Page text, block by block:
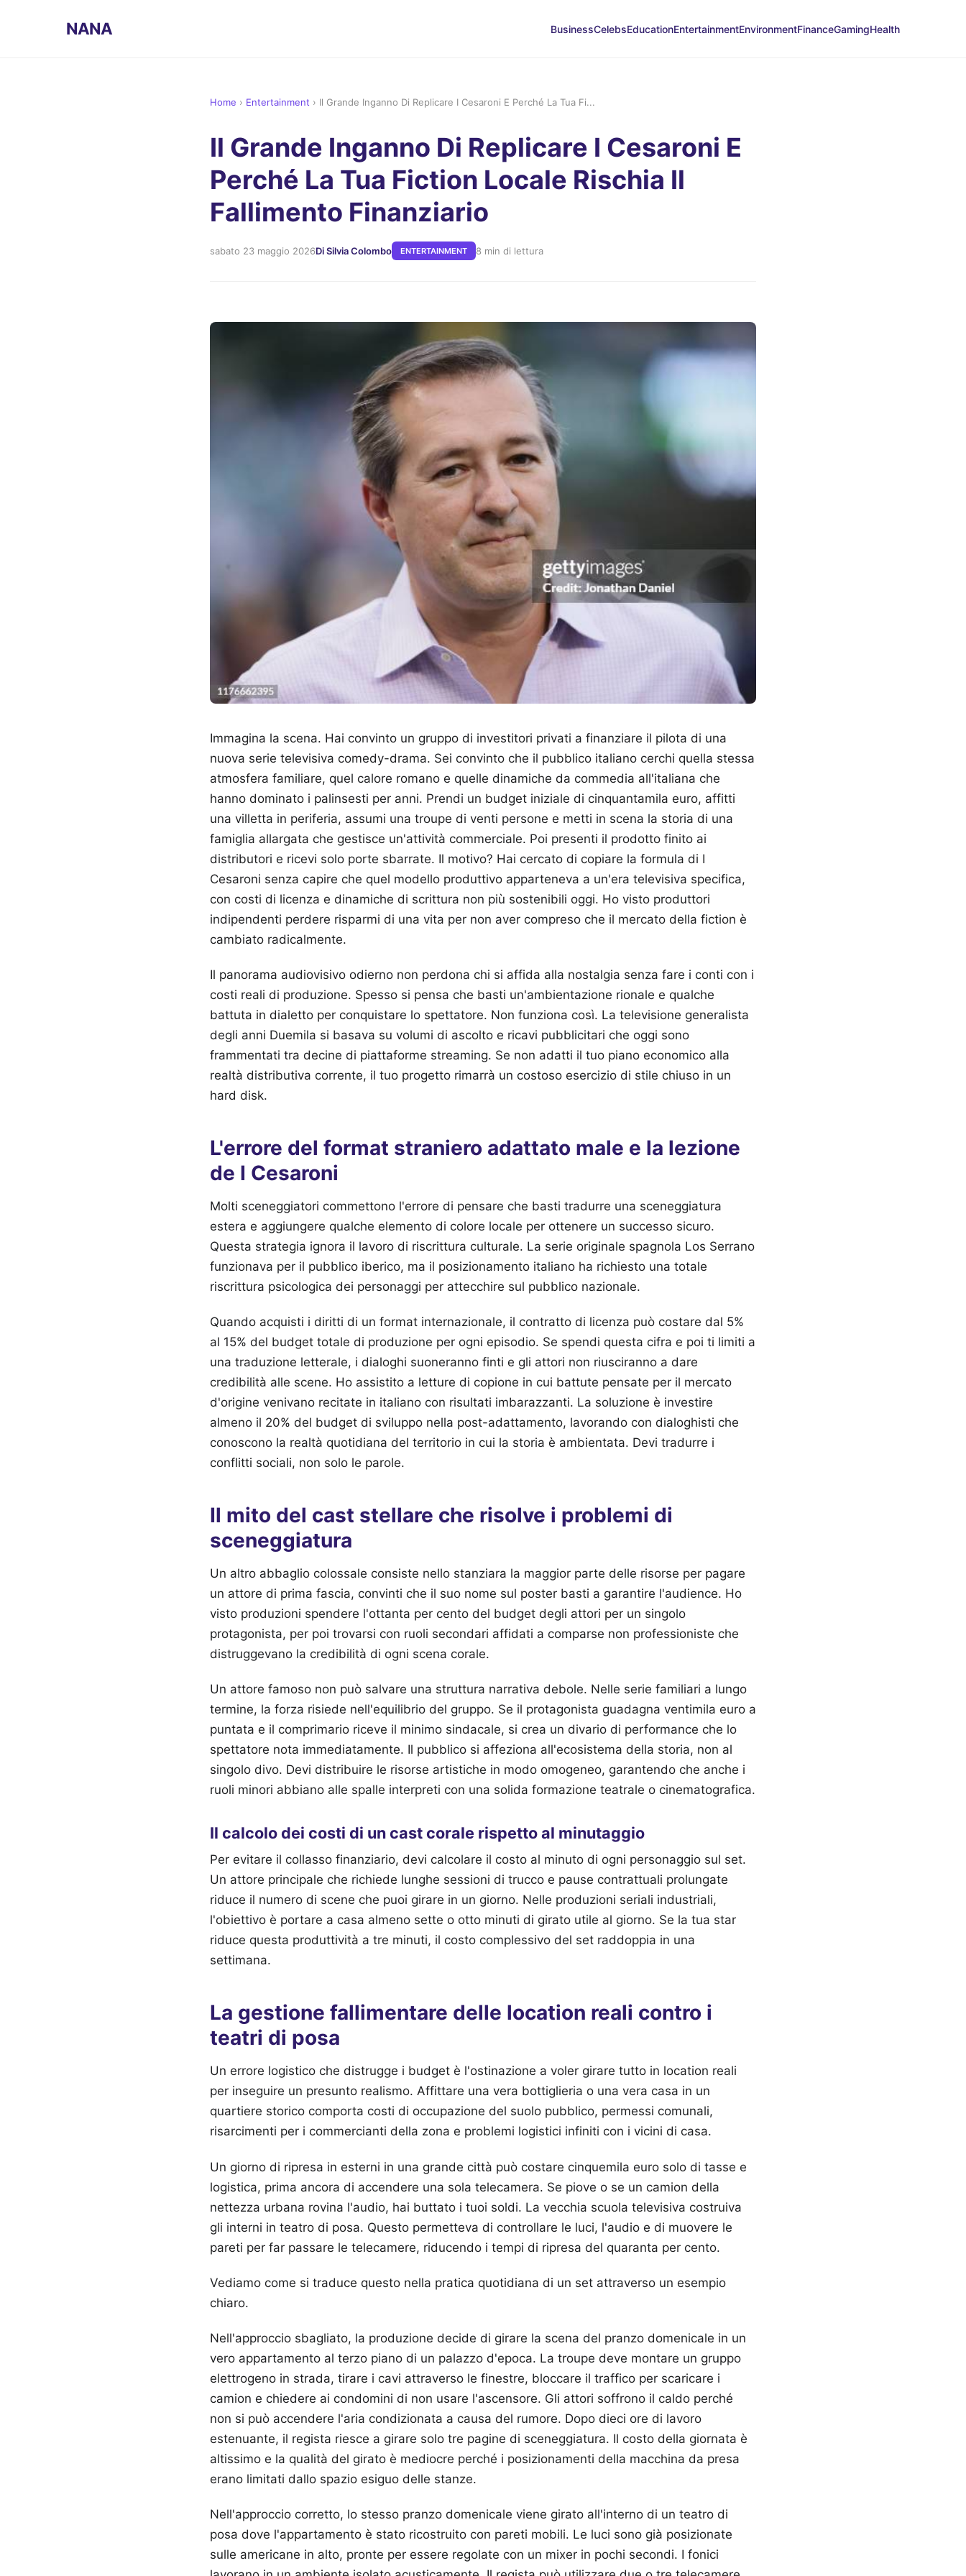
NANA BusinessCelebsEducationEntertainmentEnvironmentFinanceGamingHealth
Home › Entertainment › Il Grande Inganno Di Replicare I Cesaroni E Perché La Tua Fi...
Il Grande Inganno Di Replicare I Cesaroni E
Perché La Tua Fiction Locale Rischia Il
Fallimento Finanziario
sabato 23 maggio 2026Di Silvia Colombo ENTERTAINMENT 8 min di lettura
Immagina la scena. Hai convinto un gruppo di investitori privati a finanziare il pilota di una
nuova serie televisiva comedy-drama. Sei convinto che il pubblico italiano cerchi quella stessa
atmosfera familiare, quel calore romano e quelle dinamiche da commedia all'italiana che
hanno dominato i palinsesti per anni. Prendi un budget iniziale di cinquantamila euro, affitti
una villetta in periferia, assumi una troupe di venti persone e metti in scena la storia di una
famiglia allargata che gestisce un'attività commerciale. Poi presenti il prodotto finito ai
distributori e ricevi solo porte sbarrate. Il motivo? Hai cercato di copiare la formula di I
Cesaroni senza capire che quel modello produttivo apparteneva a un'era televisiva specifica,
con costi di licenza e dinamiche di scrittura non più sostenibili oggi. Ho visto produttori
indipendenti perdere risparmi di una vita per non aver compreso che il mercato della fiction è
cambiato radicalmente.
Il panorama audiovisivo odierno non perdona chi si affida alla nostalgia senza fare i conti con i
costi reali di produzione. Spesso si pensa che basti un'ambientazione rionale e qualche
battuta in dialetto per conquistare lo spettatore. Non funziona così. La televisione generalista
degli anni Duemila si basava su volumi di ascolto e ricavi pubblicitari che oggi sono
frammentati tra decine di piattaforme streaming. Se non adatti il tuo piano economico alla
realtà distributiva corrente, il tuo progetto rimarrà un costoso esercizio di stile chiuso in un
hard disk.
L'errore del format straniero adattato male e la lezione
de I Cesaroni
Molti sceneggiatori commettono l'errore di pensare che basti tradurre una sceneggiatura
estera e aggiungere qualche elemento di colore locale per ottenere un successo sicuro.
Questa strategia ignora il lavoro di riscrittura culturale. La serie originale spagnola Los Serrano
funzionava per il pubblico iberico, ma il posizionamento italiano ha richiesto una totale
riscrittura psicologica dei personaggi per attecchire sul pubblico nazionale.
Quando acquisti i diritti di un format internazionale, il contratto di licenza può costare dal 5%
al 15% del budget totale di produzione per ogni episodio. Se spendi questa cifra e poi ti limiti a
una traduzione letterale, i dialoghi suoneranno finti e gli attori non riusciranno a dare
credibilità alle scene. Ho assistito a letture di copione in cui battute pensate per il mercato
d'origine venivano recitate in italiano con risultati imbarazzanti. La soluzione è investire
almeno il 20% del budget di sviluppo nella post-adattamento, lavorando con dialoghisti che
conoscono la realtà quotidiana del territorio in cui la storia è ambientata. Devi tradurre i
conflitti sociali, non solo le parole.
Il mito del cast stellare che risolve i problemi di
sceneggiatura
Un altro abbaglio colossale consiste nello stanziara la maggior parte delle risorse per pagare
un attore di prima fascia, convinti che il suo nome sul poster basti a garantire l'audience. Ho
visto produzioni spendere l'ottanta per cento del budget degli attori per un singolo
protagonista, per poi trovarsi con ruoli secondari affidati a comparse non professioniste che
distruggevano la credibilità di ogni scena corale.
Un attore famoso non può salvare una struttura narrativa debole. Nelle serie familiari a lungo
termine, la forza risiede nell'equilibrio del gruppo. Se il protagonista guadagna ventimila euro a
puntata e il comprimario riceve il minimo sindacale, si crea un divario di performance che lo
spettatore nota immediatamente. Il pubblico si affeziona all'ecosistema della storia, non al
singolo divo. Devi distribuire le risorse artistiche in modo omogeneo, garantendo che anche i
ruoli minori abbiano alle spalle interpreti con una solida formazione teatrale o cinematografica.
Il calcolo dei costi di un cast corale rispetto al minutaggio
Per evitare il collasso finanziario, devi calcolare il costo al minuto di ogni personaggio sul set.
Un attore principale che richiede lunghe sessioni di trucco e pause contrattuali prolungate
riduce il numero di scene che puoi girare in un giorno. Nelle produzioni seriali industriali,
l'obiettivo è portare a casa almeno sette o otto minuti di girato utile al giorno. Se la tua star
riduce questa produttività a tre minuti, il costo complessivo del set raddoppia in una
settimana.
La gestione fallimentare delle location reali contro i
teatri di posa
Un errore logistico che distrugge i budget è l'ostinazione a voler girare tutto in location reali
per inseguire un presunto realismo. Affittare una vera bottiglieria o una vera casa in un
quartiere storico comporta costi di occupazione del suolo pubblico, permessi comunali,
risarcimenti per i commercianti della zona e problemi logistici infiniti con i vicini di casa.
Un giorno di ripresa in esterni in una grande città può costare cinquemila euro solo di tasse e
logistica, prima ancora di accendere una sola telecamera. Se piove o se un camion della
nettezza urbana rovina l'audio, hai buttato i tuoi soldi. La vecchia scuola televisiva costruiva
gli interni in teatro di posa. Questo permetteva di controllare le luci, l'audio e di muovere le
pareti per far passare le telecamere, riducendo i tempi di ripresa del quaranta per cento.
Vediamo come si traduce questo nella pratica quotidiana di un set attraverso un esempio
chiaro.
Nell'approccio sbagliato, la produzione decide di girare la scena del pranzo domenicale in un
vero appartamento al terzo piano di un palazzo d'epoca. La troupe deve montare un gruppo
elettrogeno in strada, tirare i cavi attraverso le finestre, bloccare il traffico per scaricare i
camion e chiedere ai condomini di non usare l'ascensore. Gli attori soffrono il caldo perché
non si può accendere l'aria condizionata a causa del rumore. Dopo dieci ore di lavoro
estenuante, il regista riesce a girare solo tre pagine di sceneggiatura. Il costo della giornata è
altissimo e la qualità del girato è mediocre perché i posizionamenti della macchina da presa
erano limitati dallo spazio esiguo delle stanze.
Nell'approccio corretto, lo stesso pranzo domenicale viene girato all'interno di un teatro di
posa dove l'appartamento è stato ricostruito con pareti mobili. Le luci sono già posizionate
sulle americane in alto, pronte per essere regolate con un mixer in pochi secondi. I fonici